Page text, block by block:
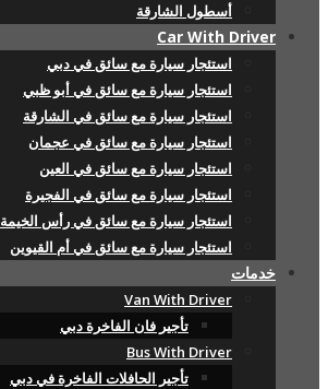
أسطول الشارقة
Car With Driver
استئجار سيارة مع سائق في دبي
استئجار سيارة مع سائق في أبو ظبي
استئجار سيارة مع سائق في الشارقة
استئجار سيارة مع سائق في عجمان
استئجار سيارة مع سائق في العين
استئجار سيارة مع سائق في الفجيرة
استئجار سيارة مع سائق في رأس الخيمة
استئجار سيارة مع سائق في أم القيوين
خدمات
Van With Driver
تأجير فان الفاخرة دبي
Bus With Driver
تأجير الحافلات الفاخرة في دبي